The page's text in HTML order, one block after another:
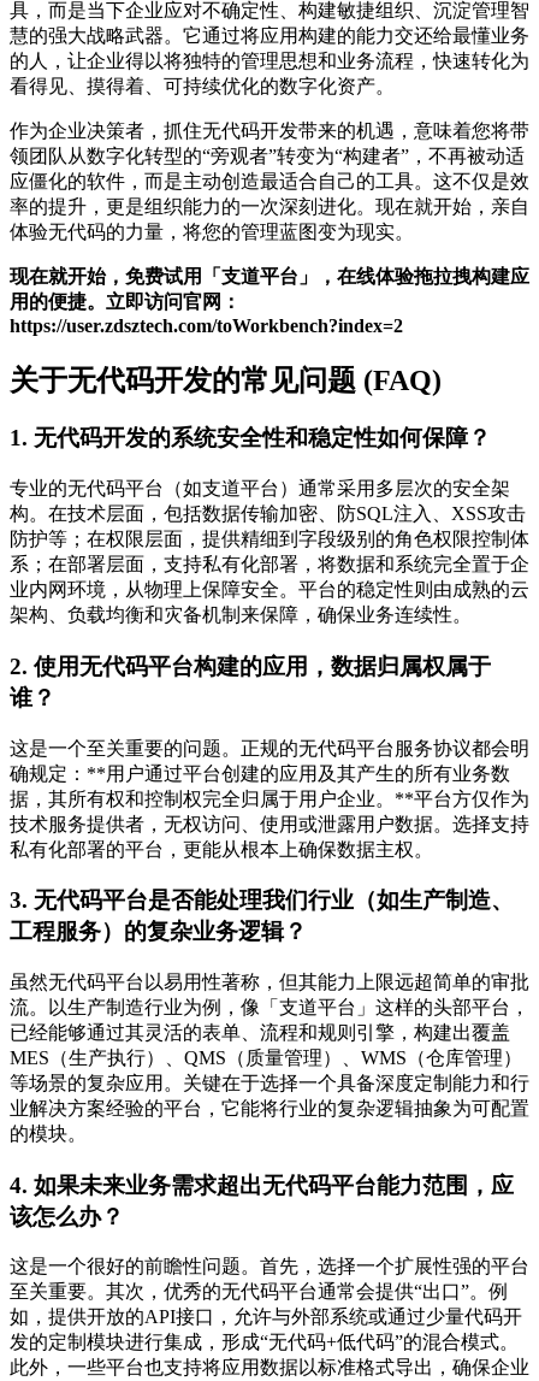
具，而是当下企业应对不确定性、构建敏捷组织、沉淀管理智
慧的强大战略武器。它通过将应用构建的能力交还给最懂业务
的人，让企业得以将独特的管理思想和业务流程，快速转化为
看得见、摸得着、可持续优化的数字化资产。
作为企业决策者，抓住无代码开发带来的机遇，意味着您将带
领团队从数字化转型的“旁观者”转变为“构建者”，不再被动适
应僵化的软件，而是主动创造最适合自己的工具。这不仅是效
率的提升，更是组织能力的一次深刻进化。现在就开始，亲自
体验无代码的力量，将您的管理蓝图变为现实。
现在就开始，免费试用「支道平台」，在线体验拖拉拽构建应
用的便捷。立即访问官网：
https://user.zdsztech.com/toWorkbench?index=2
关于无代码开发的常见问题 (FAQ)
1. 无代码开发的系统安全性和稳定性如何保障？
专业的无代码平台（如支道平台）通常采用多层次的安全架
构。在技术层面，包括数据传输加密、防SQL注入、XSS攻击
防护等；在权限层面，提供精细到字段级别的角色权限控制体
系；在部署层面，支持私有化部署，将数据和系统完全置于企
业内网环境，从物理上保障安全。平台的稳定性则由成熟的云
架构、负载均衡和灾备机制来保障，确保业务连续性。
2. 使用无代码平台构建的应用，数据归属权属于
谁？
这是一个至关重要的问题。正规的无代码平台服务协议都会明
确规定：**用户通过平台创建的应用及其产生的所有业务数
据，其所有权和控制权完全归属于用户企业。**平台方仅作为
技术服务提供者，无权访问、使用或泄露用户数据。选择支持
私有化部署的平台，更能从根本上确保数据主权。
3. 无代码平台是否能处理我们行业（如生产制造、
工程服务）的复杂业务逻辑？
虽然无代码平台以易用性著称，但其能力上限远超简单的审批
流。以生产制造行业为例，像「支道平台」这样的头部平台，
已经能够通过其灵活的表单、流程和规则引擎，构建出覆盖
MES（生产执行）、QMS（质量管理）、WMS（仓库管理）
等场景的复杂应用。关键在于选择一个具备深度定制能力和行
业解决方案经验的平台，它能将行业的复杂逻辑抽象为可配置
的模块。
4. 如果未来业务需求超出无代码平台能力范围，应
该怎么办？
这是一个很好的前瞻性问题。首先，选择一个扩展性强的平台
至关重要。其次，优秀的无代码平台通常会提供“出口”。例
如，提供开放的API接口，允许与外部系统或通过少量代码开
发的定制模块进行集成，形成“无代码+低代码”的混合模式。
此外，一些平台也支持将应用数据以标准格式导出，确保企业